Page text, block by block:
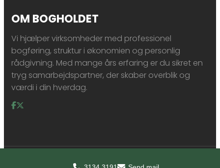
OM BOGHOLDET
Vi hjælper virksomheder med professionel
bogføring, struktur i økonomien og personlig
rådgivning. Med mange års erfaring er du sikret en
tryg samarbejdspartner, der skaber overblik og
værdi i din hverdag.